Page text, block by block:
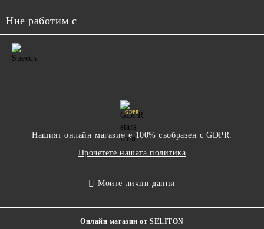
Ние работим с
GDPR
Нашият онлайн магазин е 100% съобразен с GDPR.
Прочетете нашата политика
Моите лични данни
Онлайн магазин от SELITON